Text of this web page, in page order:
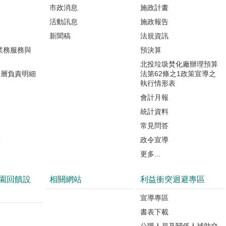
務服務與
負責明細
市政消息
活動訊息
新聞稿
施政計畫
施政報告
法規資訊
預決算
北投垃圾焚化廠辦理預算
法第62條之1政策宣導之
執行情形表
會計月報
統計資料
常見問答
政令宣導
更多...
回饋設 相關網站 利益衝突迴避專區
宣導專區
書表下載